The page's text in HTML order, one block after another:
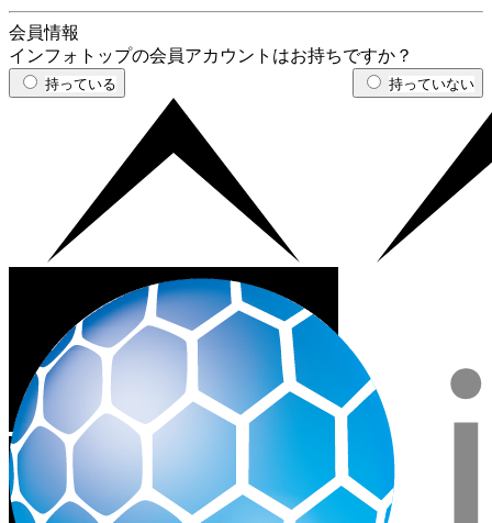
会員情報
インフォトップの会員アカウントはお持ちですか？
持っている 持っていない